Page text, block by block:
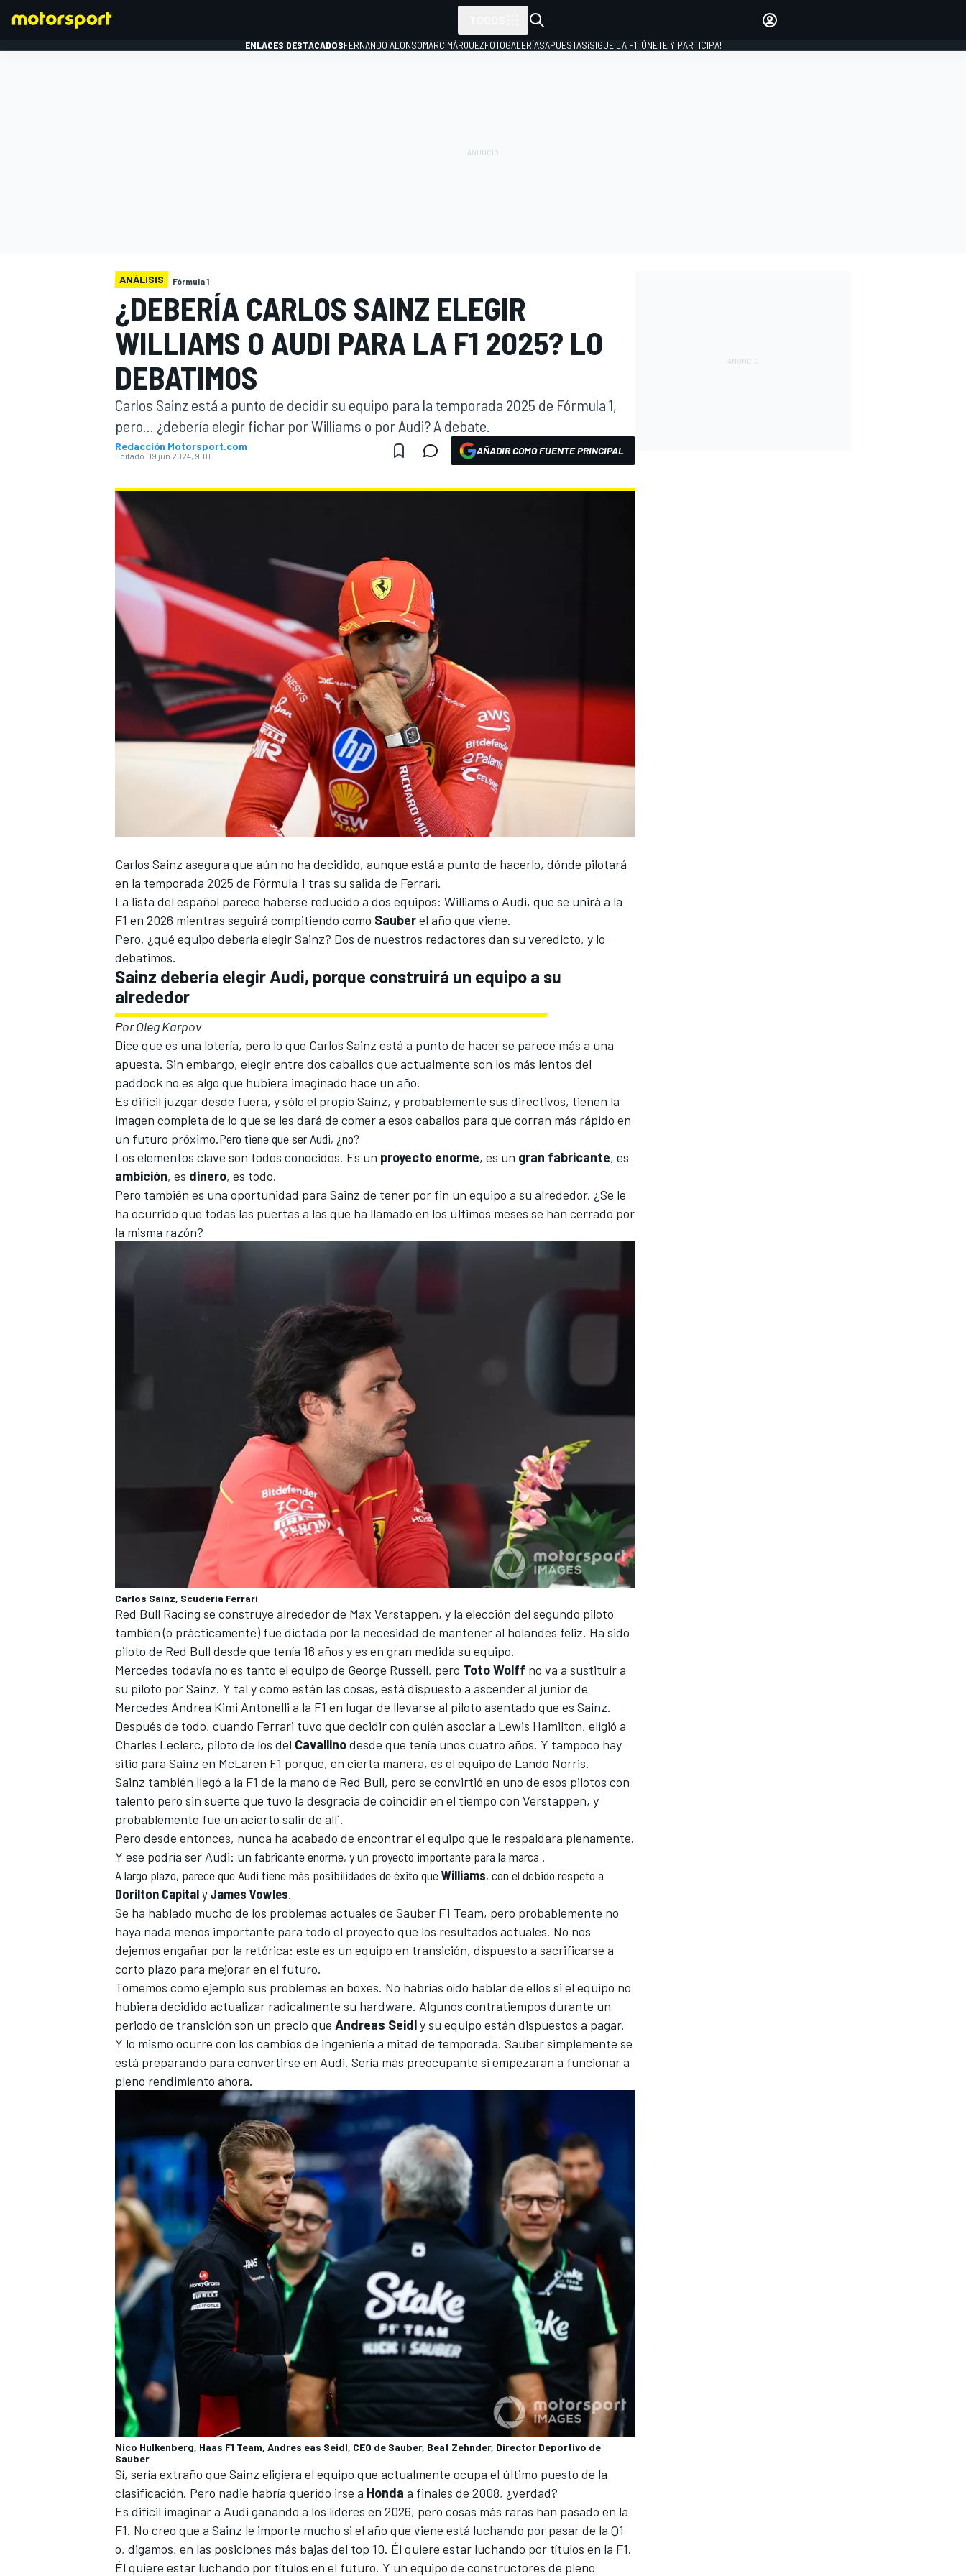
WEC FÓRMULA E
ENLACES DESTACADOSFERNANDO ALONSOMARC MÁRQUEZFOTOGALERÍASAPUESTAS¡SIGUE LA F1, ÚNETE Y PARTICIPA!
ANÁLISIS Fórmula 1
¿DEBERÍA CARLOS SAINZ ELEGIR
WILLIAMS O AUDI PARA LA F1 2025? LO
DEBATIMOS
Carlos Sainz está a punto de decidir su equipo para la temporada 2025 de Fórmula 1,
pero... ¿debería elegir fichar por Williams o por Audi? A debate.
Redacción Motorsport.com
Editado: 19 jun 2024, 9:01 AÑADIR COMO FUENTE PRINCIPAL
Carlos Sainz asegura que aún no ha decidido, aunque está a punto de hacerlo, dónde pilotará
en la temporada 2025 de Fórmula 1 tras su salida de Ferrari.
La lista del español parece haberse reducido a dos equipos: Williams o Audi, que se unirá a la
F1 en 2026 mientras seguirá compitiendo como Sauberel año que viene.
Pero, ¿qué equipo debería elegir Sainz? Dos de nuestros redactores dan su veredicto, y lo
debatimos.
Sainz debería elegir Audi, porque construirá un equipo a su
alrededor
PorOleg Karpov
Dice que es una lotería, pero lo que Carlos Sainz está a punto de hacer se parece más a una
apuesta. Sin embargo, elegir entre dos caballos que actualmente son los más lentos del
paddock no es algo que hubiera imaginado hace un año.
Es difícil juzgar desde fuera, y sólo el propio Sainz, y probablemente sus directivos, tienen la
imagen completa de lo que se les dará de comer a esos caballos para que corran más rápido en
un futuro próximo.Pero tiene que ser Audi, ¿no?
Los elementos clave son todos conocidos. Es un proyecto enorme, es un gran fabricante, es
ambición, es dinero, es todo.
Pero también es una oportunidad para Sainz de tener por fin un equipo a su alrededor. ¿Se le
ha ocurrido que todas las puertas a las que ha llamado en los últimos meses se han cerrado por
la misma razón?
Carlos Sainz, Scuderia Ferrari
Red Bull Racing se construye alrededor de Max Verstappen, y la elección del segundo piloto
también (o prácticamente) fue dictada por la necesidad de mantener al holandés feliz. Ha sido
piloto de Red Bull desde que tenía 16 años y es en gran medida su equipo.
Mercedes todavía no es tanto el equipo de George Russell, pero Toto Wolff no va a sustituir a
su piloto por Sainz. Y tal y como están las cosas, está dispuesto a ascender al junior de
Mercedes Andrea Kimi Antonelli a la F1 en lugar de llevarse al piloto asentado que es Sainz.
Después de todo, cuando Ferrari tuvo que decidir con quién asociar a Lewis Hamilton, eligió a
Charles Leclerc, piloto de los del Cavallinodesde que tenía unos cuatro años. Y tampoco hay
sitio para Sainz en McLaren F1 porque, en cierta manera, es el equipo de Lando Norris.
Sainz también llegó a la F1 de la mano de Red Bull, pero se convirtió en uno de esos pilotos con
talento pero sin suerte que tuvo la desgracia de coincidir en el tiempo con Verstappen, y
probablemente fue un acierto salir de all´.
Pero desde entonces, nunca ha acabado de encontrar el equipo que le respaldara plenamente.
Y ese podría ser Audi: un fabricante enorme, y un proyecto importante para la marca .
A largo plazo, parece que Audi tiene más posibilidades de éxito queWilliams, con el debido respeto a
Dorilton CapitalyJames Vowles.
Se ha hablado mucho de los problemas actuales de Sauber F1 Team, pero probablemente no
haya nada menos importante para todo el proyecto que los resultados actuales. No nos
dejemos engañar por la retórica: este es un equipo en transición, dispuesto a sacrificarse a
corto plazo para mejorar en el futuro.
Tomemos como ejemplo sus problemas en boxes. No habrías oído hablar de ellos si el equipo no
hubiera decidido actualizar radicalmente su hardware. Algunos contratiempos durante un
periodo de transición son un precio que Andreas Seidly su equipo están dispuestos a pagar.
Y lo mismo ocurre con los cambios de ingeniería a mitad de temporada. Sauber simplemente se
está preparando para convertirse en Audi. Sería más preocupante si empezaran a funcionar a
pleno rendimiento ahora.
Nico Hulkenberg, Haas F1 Team, Andres eas Seidl, CEO de Sauber, Beat Zehnder, Director Deportivo de
Sauber
Sí, sería extraño que Sainz eligiera el equipo que actualmente ocupa el último puesto de la
clasificación. Pero nadie habría querido irse a Honda a finales de 2008, ¿verdad?
Es difícil imaginar a Audi ganando a los líderes en 2026, pero cosas más raras han pasado en la
F1. No creo que a Sainz le importe mucho si el año que viene está luchando por pasar de la Q1
o, digamos, en las posiciones más bajas del top 10. Él quiere estar luchando por títulos en la F1.
Él quiere estar luchando por títulos en el futuro. Y un equipo de constructores de pleno